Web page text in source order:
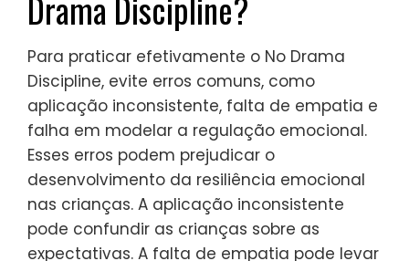
educadores podem cultivar uma atmosfera
de apoio que melhora o engajamento dos
alunos e o bem-estar emocional. Como
resultado, os alunos desenvolvem as
habilidades necessárias para o
crescimento pessoal e resiliência em
situações desafiadoras.
Quais são os erros comuns a